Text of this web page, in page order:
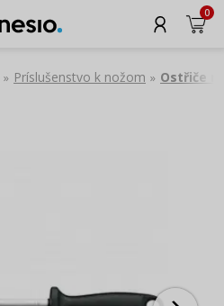
0
» Príslušenstvo k nožom » Ostřiče